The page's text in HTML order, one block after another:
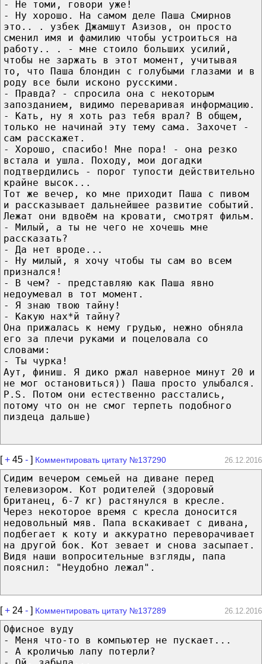
- Не томи, говори уже!
- Ну хорошо. На самом деле Паша Смирнов
это.. . узбек Джамшут Азизов, он просто
сменил имя и фамилию чтобы устроиться на
работу.. . - мне стоило больших усилий,
чтобы не заржать в этот момент, учитывая
то, что Паша блондин с голубыми глазами и в
роду все были исконо русскими.
- Правда? - спросила она с некоторым
запозданием, видимо переваривая информацию.
- Кать, ну я хоть раз тебя врал? В общем,
только не начинай эту тему сама. Захочет -
сам расскажет.
- Хорошо, спасибо! Мне пора! - она резко
встала и ушла. Походу, мои догадки
подтвердились - порог тупости действительно
крайне высок...
Тот же вечер, ко мне приходит Паша с пивом
и рассказывает дальнейшее развитие событий.
Лежат они вдвоём на кровати, смотрят фильм.
- Милый, а ты не чего не хочешь мне
рассказать?
- Да нет вроде...
- Ну милый, я хочу чтобы ты сам во всем
признался!
- В чем? - представляю как Паша явно
недоумевал в тот момент.
- Я знаю твою тайну!
- Какую нах*й тайну?
Она прижалась к нему грудью, нежно обняла
его за плечи руками и поцеловала со
словами:
- Ты чурка!
Аут, финиш. Я дико ржал наверное минут 20 и
не мог остановиться)) Паша просто улыбался.
P.S. Потом они естественно расстались,
потому что он не смог терпеть подобного
пиздеца дальше)
[+ 45 - ] Комментировать цитату №137290 26.12.2016
Сидим вечером семьей на диване перед
телевизором. Кот родителей (здоровый
британец, 6-7 кг) растянулся в кресле.
Через некоторое время с кресла доносится
недовольный мяв. Папа вскакивает с дивана,
подбегает к коту и аккуратно переворачивает
на другой бок. Кот зевает и снова засыпает.
Видя наши вопросительные взгляды, папа
пояснил: "Неудобно лежал".
[+ 24 - ] Комментировать цитату №137289 26.12.2016
Офисное вуду
- Меня что-то в компьютер не пускает...
- А кроличью лапу потерли?